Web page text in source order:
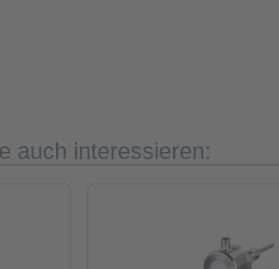
auch interessieren: